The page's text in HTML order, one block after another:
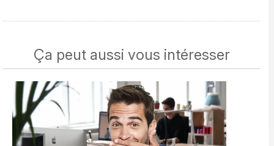
Ça peut aussi vous intéresser